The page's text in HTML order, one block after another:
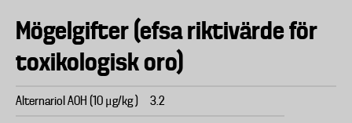
Mögelgifter (efsa riktivärde för
toxikologisk oro)
Alternariol AOH (10 μg/kg ) 3.2